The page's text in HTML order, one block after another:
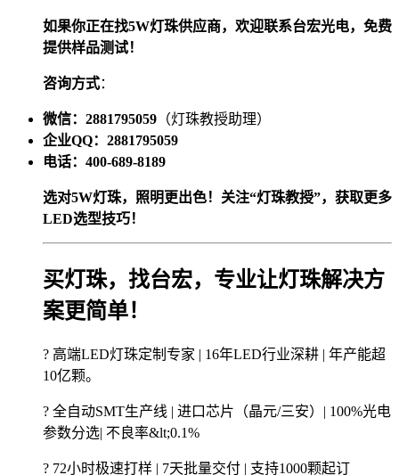
如果你正在找5W灯珠供应商，欢迎联系台宏光电，免费
提供样品测试！
咨询方式：
微信：2881795059 （灯珠教授助理）
企业QQ：2881795059
电话：400-689-8189
选对5W灯珠，照明更出色！关注“灯珠教授”，获取更多
LED选型技巧！
买灯珠，找台宏，专业让灯珠解决方
案更简单！
? 高端LED灯珠定制专家 | 16年LED行业深耕 | 年产能超
10亿颗。
? 全自动SMT生产线 | 进口芯片（晶元/三安）| 100%光电
参数分选| 不良率&lt;0.1%
? 72小时极速打样 | 7天批量交付 | 支持1000颗起订